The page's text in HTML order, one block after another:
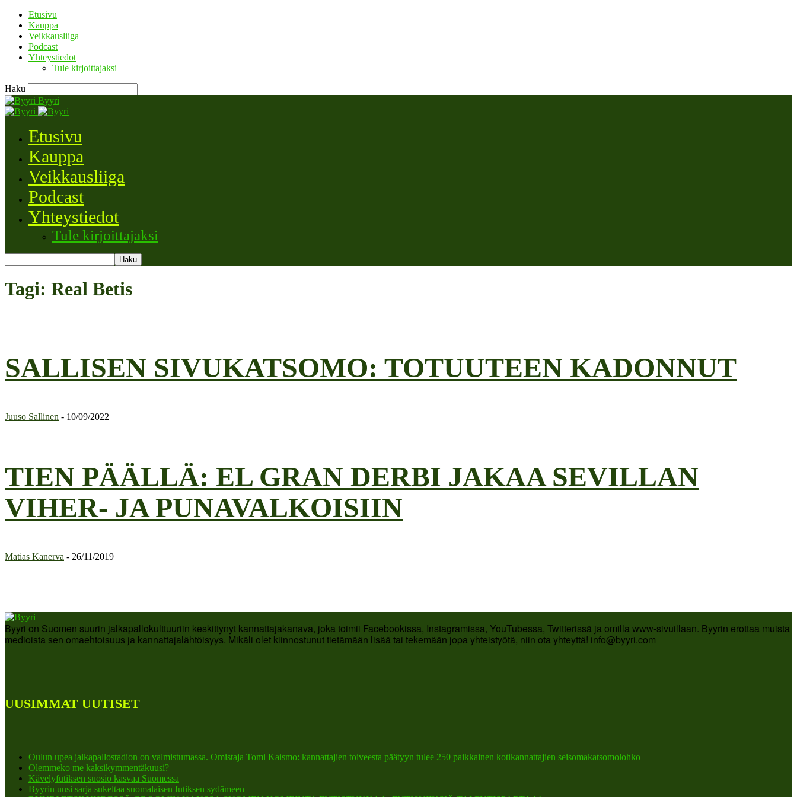
Etusivu
Kauppa
Veikkausliiga
Podcast
Yhteystiedot
Tule kirjoittajaksi
Haku
Byyri
Etusivu
Kauppa
Veikkausliiga
Podcast
Yhteystiedot
Tule kirjoittajaksi
Tagi: Real Betis
SALLISEN SIVUKATSOMO: TOTUUTEEN KADONNUT
Juuso Sallinen - 10/09/2022
TIEN PÄÄLLÄ: EL GRAN DERBI JAKAA SEVILLAN
VIHER- JA PUNAVALKOISIIN
Matias Kanerva - 26/11/2019
Byyri on Suomen suurin jalkapallokulttuuriin keskittynyt kannattajakanava, joka toimii Facebookissa, Instagramissa, YouTubessa, Twitterissä ja omilla www-sivuillaan. Byyrin erottaa muista
medioista sen omaehtoisuus ja kannattajalähtöisyys. Mikäli olet kiinnostunut tietämään lisää tai tekemään jopa yhteistyötä, niin ota yhteyttä! info@byyri.com
UUSIMMAT UUTISET
Oulun upea jalkapallostadion on valmistumassa. Omistaja Tomi Kaismo: kannattajien toiveesta päätyyn tulee 250 paikkainen kotikannattajien seisomakatsomolohko
Olemmeko me kaksikymmentäkuusi?
Kävelyfutiksen suosio kasvaa Suomessa
Byyrin uusi sarja sukeltaa suomalaisen futiksen sydämeen